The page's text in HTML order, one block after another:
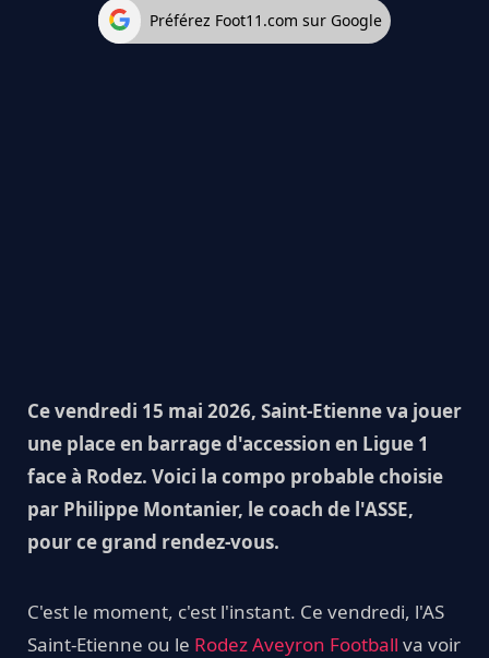
Préférez Foot11.com sur Google
Ce vendredi 15 mai 2026, Saint-Etienne va jouer
une place en barrage d'accession en Ligue 1
face à Rodez. Voici la compo probable choisie
par Philippe Montanier, le coach de l'ASSE,
pour ce grand rendez-vous.
C'est le moment, c'est l'instant. Ce vendredi, l'AS
Saint-Etienne ou le Rodez Aveyron Football va voir